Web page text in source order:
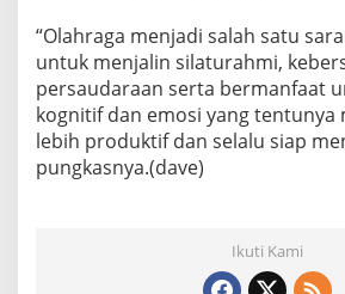
“Olahraga menjadi salah satu
untuk menjalin silaturahmi,
persaudaraan serta bermanfaat
kognitif dan emosi yang tentunya
lebih produktif dan selalu siap
pungkasnya.(dave)
Ikuti Kami